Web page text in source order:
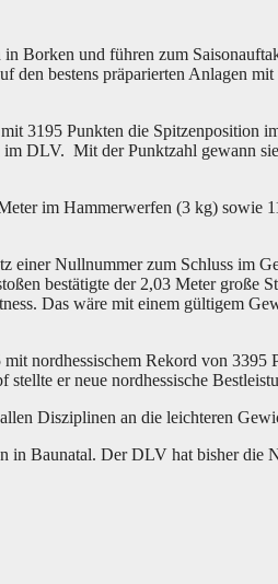
Borken und führen zum
den bestens präparierten Anlagen
3195 Punkten die Spitzenposition
DLV. Mit der Punktzahl gewann
im Hammerwerfen (3 kg) sowie
Nullnummer zum Schluss im
bestätigte der 2,03 Meter große
Das wäre mit einem gültigem
nordhessischem Rekord von
er neue nordhessische
Disziplinen an die leichteren
in Baunatal. Der DLV hat bisher die